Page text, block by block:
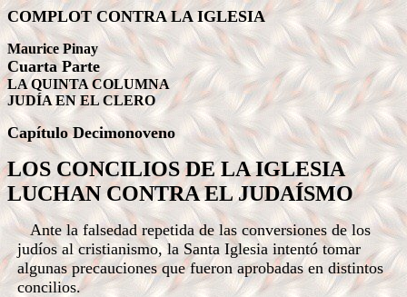
COMPLOT CONTRA LA IGLESIA
Maurice Pinay
Cuarta Parte
LA QUINTA COLUMNA
JUDÍA EN EL CLERO
CapítuloDecimonoveno
LOS CONCILIOS DE LA IGLESIA
LUCHAN CONTRA EL JUDAÍSMO
Ante la falsedad repetida de las conversiones de los
judíos al cristianismo, la Santa Iglesia intentó tomar
algunas precauciones que fueron aprobadas en distintos
concilios.